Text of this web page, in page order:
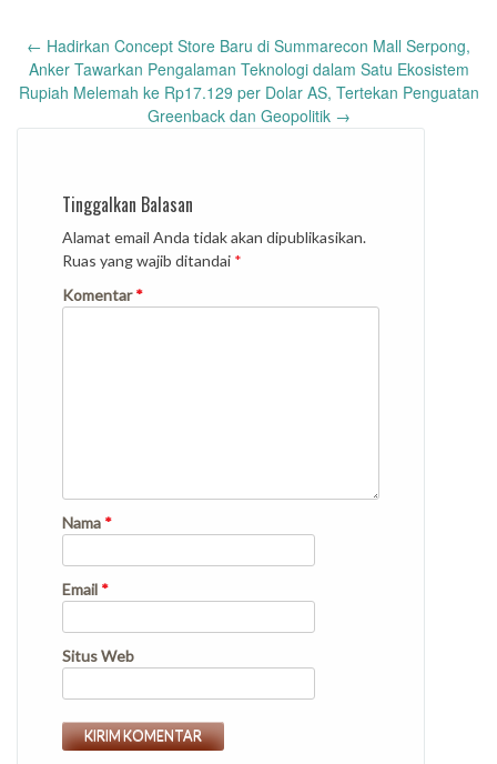
Post
navigation
← Hadirkan Concept Store Baru di Summarecon Mall Serpong,
Anker Tawarkan Pengalaman Teknologi dalam Satu Ekosistem
Rupiah Melemah ke Rp17.129 per Dolar AS, Tertekan Penguatan
Greenback dan Geopolitik →
Tinggalkan Balasan
Alamat email Anda tidak akan dipublikasikan.
Ruas yang wajib ditandai *
Komentar*
Nama *
Email *
Situs Web